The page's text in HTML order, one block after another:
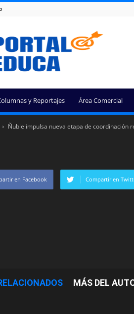
y Reportajes Área Comercial
Ñuble impulsa nueva etapa de coordinación
en Facebook Compartir en
MÁS DEL